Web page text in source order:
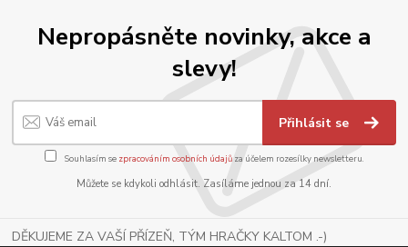
Nepropásněte novinky, akce a
slevy!
Přihlásit se
Souhlasím se zpracováním osobních údajůza účelem rozesílky newsletteru.
Můžete se kdykoli odhlásit. Zasíláme jednou za 14 dní.
DĚKUJEME ZA VAŠÍ PŘÍZEŇ, TÝM HRAČKY KALTOM .-)